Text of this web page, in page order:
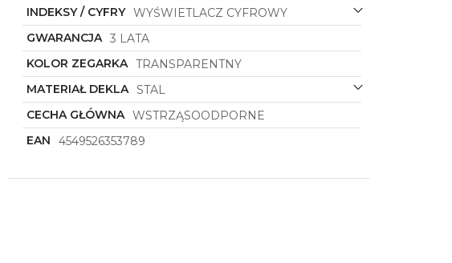
INDEKSY / CYFRY WYŚWIETLACZ CYFROWY
GWARANCJA 3 LATA
KOLOR ZEGARKA TRANSPARENTNY
MATERIAŁ DEKLA STAL
CECHA GŁÓWNA WSTRZĄSOODPORNE
EAN
4549526353789